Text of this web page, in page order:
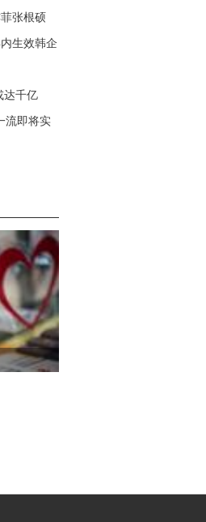
张根硕
生效韩企
达千亿
流即将实